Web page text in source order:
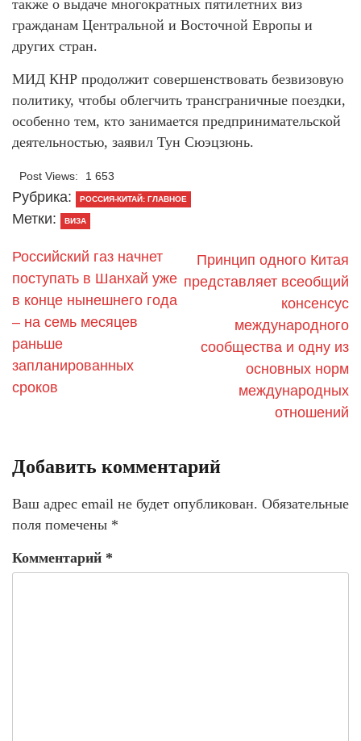
также о выдаче многократных пятилетних виз
гражданам Центральной и Восточной Европы и
других стран.
МИД КНР продолжит совершенствовать безвизовую
политику, чтобы облегчить трансграничные поездки,
особенно тем, кто занимается предпринимательской
деятельностью, заявил Тун Сюэцзюнь.
Post Views: 1 653
Рубрика: РОССИЯ-КИТАЙ: ГЛАВНОЕ
Метки: ВИЗА
Российский газ начнет
поступать в Шанхай уже
в конце нынешнего года
– на семь месяцев
раньше
запланированных
сроков
Принцип одного Китая
представляет всеобщий
консенсус
международного
сообщества и одну из
основных норм
международных
отношений
Добавить комментарий
Ваш адрес email не будет опубликован. Обязательные
поля помечены *
Комментарий *